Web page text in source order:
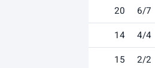
6/7
20
4/4
14
2/2
15